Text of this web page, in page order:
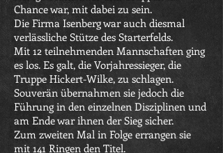
Chance war, mit dabei zu sein.
Die Firma Isenberg war auch diesmal
verlässliche Stütze des Starterfelds.
Mit 12 teilnehmenden Mannschaften ging
es los. Es galt, die Vorjahressieger, die
Truppe Hickert-Wilke, zu schlagen.
Souverän übernahmen sie jedoch die
Führung in den einzelnen Disziplinen und
am Ende war ihnen der Sieg sicher.
Zum zweiten Mal in Folge errangen sie
mit 141 Ringen den Titel.